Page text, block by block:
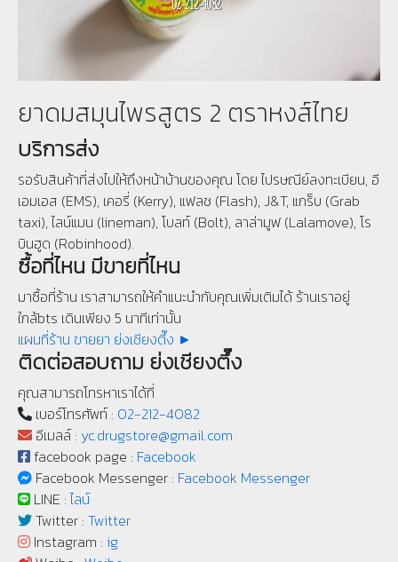
ยาดมสมุนไพรสูตร 2 ตราหงส์ไทย
บริการส่ง
รอรับสินค้าที่ส่งไปให้ถึงหน้าบ้านของคุณ โดย ไปรษณีย์ลงทะเบียน, อี
เอมเอส (EMS), เคอรี่ (Kerry), แฟลช (Flash), J&T, แกร็บ (Grab
taxi), ไลน์แมน (lineman), โบลท์ (Bolt), ลาล่ามูฟ (Lalamove), โร
บินฮูด (Robinhood).
ซื้อที่ไหน มีขายที่ไหน
มาซื้อที่ร้าน เราสามารถให้คำแนะนำกับคุณเพิ่มเติมได้ ร้านเราอยู่
ใกล้bts เดินเพียง 5 นาทีเท่านั้น
แผนที่ร้าน ขายยา ย่งเชียงตึ๊ง ►
ติดต่อสอบถาม ย่งเชียงตึ๊ง
คุณสามารถโทรหาเราได้ที่
เบอร์โทรศัพท์ : 02-212-4082
อีเมลล์ : yc.drugstore@gmail.com
facebook page : Facebook
Facebook Messenger : Facebook Messenger
LINE :ไลน์
Twitter : Twitter
Instagram : ig